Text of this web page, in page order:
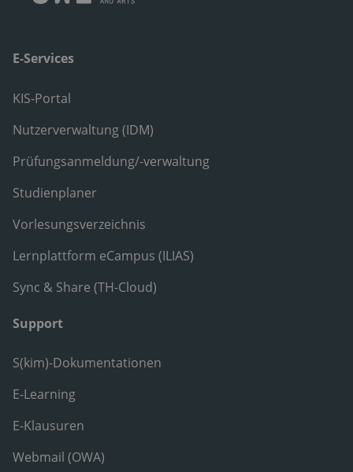
E-Services
KIS-Portal
Nutzerverwaltung (IDM)
Prüfungsanmeldung/-verwaltung
Studienplaner
Vorlesungsverzeichnis
Lernplattform eCampus (ILIAS)
Sync & Share (TH-Cloud)
Support
S(kim)-Dokumentationen
E-Learning
E-Klausuren
Webmail (OWA)